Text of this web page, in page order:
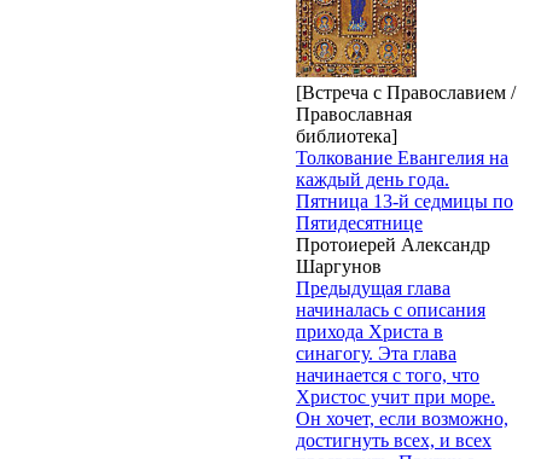
[Встреча с Православием /
Православная
библиотека]
Толкование Евангелия на
каждый день года.
Пятница 13-й седмицы по
Пятидесятнице
Протоиерей Александр
Шаргунов
Предыдущая глава
начиналась с описания
прихода Христа в
синагогу. Эта глава
начинается с того, что
Христос учит при море.
Он хочет, если возможно,
достигнуть всех, и всех